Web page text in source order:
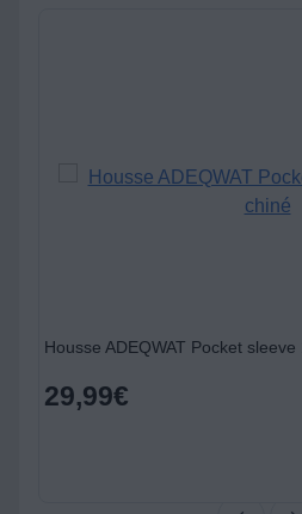
Housse ADEQWAT Pocket sleeve
29,99€